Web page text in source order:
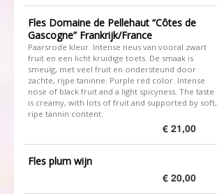
Fles Domaine de Pellehaut “Côtes de
Gascogne” Frankrijk/France
Paarsrode kleur. Intense neus van vooral zwart
fruit en een licht kruidige toets. De smaak is
smeuïg, met veel fruit en ondersteund door
zachte, rijpe taninne. Purple red color. Intense
nose of black fruit and a light spicyness. The taste
is creamy, with lots of fruit and supported by soft,
ripe tannin content.
€ 21,00
Fles plum wijn
€ 20,00